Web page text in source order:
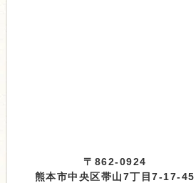
〒862-0924
熊本市中央区帯山7丁目7-17-45